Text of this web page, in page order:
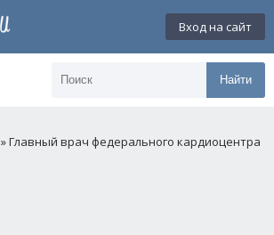
Вход на сайт
Найти
» Главный врач федерального кардиоцентра